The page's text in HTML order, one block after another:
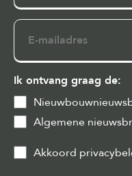
E-
mailadres
Ik ontvang graag de:
Algemene
PrivacyAkkoord